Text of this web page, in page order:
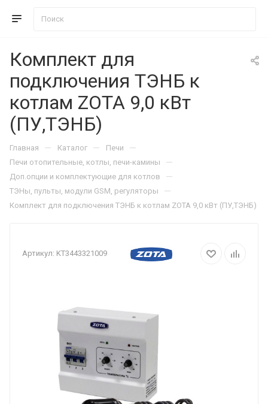
Комплект для
подключения ТЭНБ к
котлам ZOTA 9,0 кВт
(ПУ,ТЭНБ)
Главная — Каталог — Печи —
Печи отопительные, котлы, печи-камины —
Доп.опции и комплектующие для котлов —
ТЭНы, пульты, модули GSM, регуляторы —
Комплект для подключения ТЭНБ к котлам ZOTA 9,0 кВт (ПУ,ТЭНБ)
Артикул: KT3443321009